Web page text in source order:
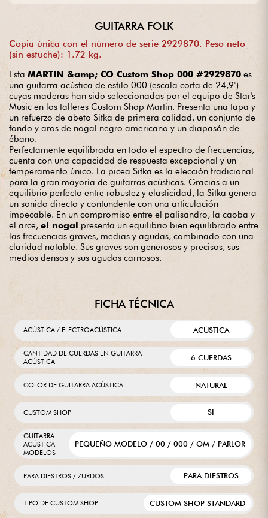
GUITARRA FOLK
Copia única con el número de serie 2929870. Peso neto
(sin estuche): 1.72 kg.
Esta MARTIN &amp; CO Custom Shop 000 #2929870 es
una guitarra acústica de estilo 000 (escala corta de 24,9")
cuyas maderas han sido seleccionadas por el equipo de Star's
Music en los talleres Custom Shop Martin. Presenta una tapa y
un refuerzo de abeto Sitka de primera calidad, un conjunto de
fondo y aros de nogal negro americano y un diapasón de
ébano.
Perfectamente equilibrada en todo el espectro de frecuencias,
cuenta con una capacidad de respuesta excepcional y un
temperamento único. La picea Sitka es la elección tradicional
para la gran mayoría de guitarras acústicas. Gracias a un
equilibrio perfecto entre robustez y elasticidad, la Sitka genera
un sonido directo y contundente con una articulación
impecable. En un compromiso entre el palisandro, la caoba y
el arce, el nogal presenta un equilibrio bien equilibrado entre
las frecuencias graves, medias y agudas, combinado con una
claridad notable. Sus graves son generosos y precisos, sus
medios densos y sus agudos carnosos.
FICHA TÉCNICA
ACÚSTICA / ELECTROACÚSTICA ACÚSTICA
CANTIDAD DE CUERDAS EN GUITARRA
ACÚSTICA
6 CUERDAS
COLOR DE GUITARRA ACÚSTICA NATURAL
CUSTOM SHOP SI
GUITARRA
ACÚSTICA
MODELOS
PEQUEÑO MODELO / 00 / 000 / OM / PARLOR
PARA DIESTROS / ZURDOS PARA DIESTROS
TIPO DE CUSTOM SHOP CUSTOM SHOP STANDARD